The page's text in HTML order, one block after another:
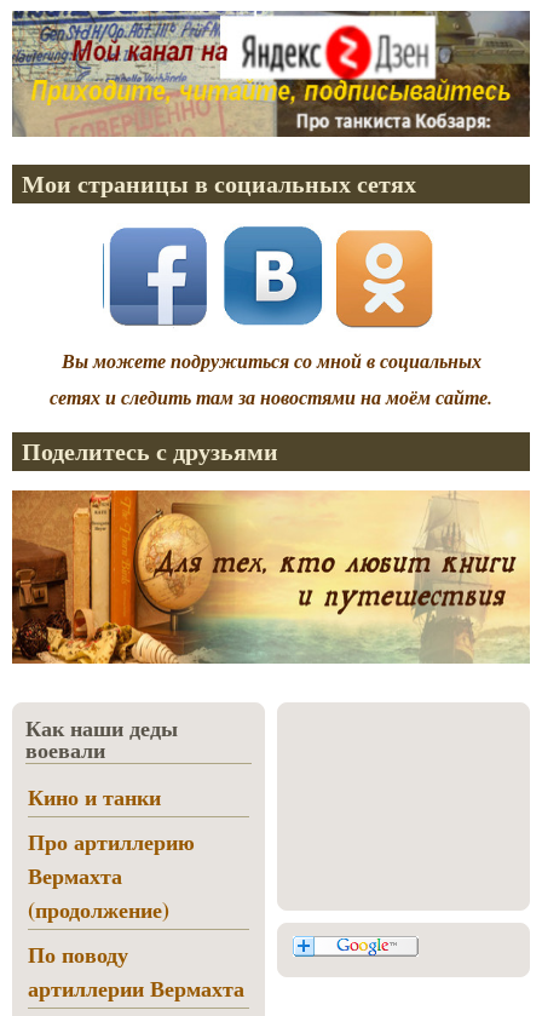
Мои страницы в социальных сетях
Вы можете подружиться со мной в социальных
сетях и следить там за новостями на моём сайте.
Поделитесь с друзьями
Как наши деды
воевали
Кино и танки
Про артиллерию
Вермахта
(продолжение)
По поводу
артиллерии Вермахта